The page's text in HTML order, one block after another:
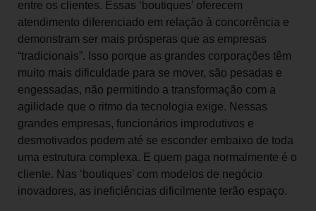
entre os clientes. Essas ‘boutiques’ oferecem
atendimento diferenciado em relação à concorrência e
demonstram ser mais prósperas que as empresas
“tradicionais”. Isso porque as grandes corporações têm
muito mais dificuldade para se mover, são pesadas e
engessadas, não permitindo a transformação com a
agilidade que o ritmo da tecnologia exige. Nessas
grandes empresas, funcionários improdutivos e
desmotivados podem até se esconder embaixo de toda
uma estrutura complexa. E quem paga normalmente é o
cliente. Nas ‘boutiques’ com modelos de negócio
inovadores, as ineficiências dificilmente terão espaço.